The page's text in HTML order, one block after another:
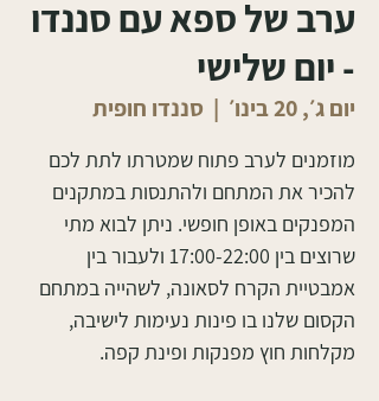
ערב של ספא עם סננדו
- יום שלישי
יום ג׳, 20 בינו׳
  |
סננדו חופית
מוזמנים לערב פתוח שמטרתו לתת לכם
להכיר את המתחם ולהתנסות במתקנים
המפנקים באופן חופשי. ניתן לבוא מתי
שרוצים בין 17:00-22:00 ולעבור בין
אמבטיית הקרח לסאונה, לשהייה במתחם
הקסום שלנו בו פינות נעימות לישיבה,